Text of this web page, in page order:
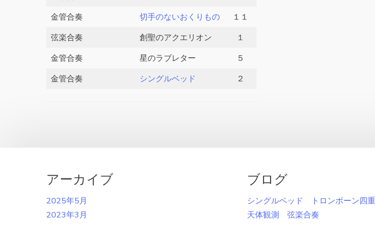
金管合奏
切手のないおくりもの
１１
弦楽合奏
創聖のアクエリオン
１
金管合奏
星のラブレター
５
金管合奏
シングルベッド ２
アーカイブ
2025年5月
2023年3月
ブログ
シングルベッド トロンボーン四
天体観測 弦楽合奏